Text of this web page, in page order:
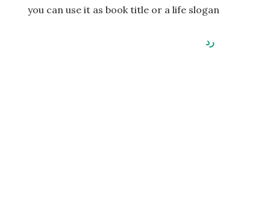
you can use it as book title or a life slogan
رد